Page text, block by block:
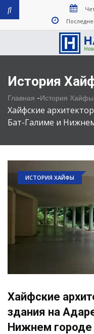
История
Главная -История Хайфы
Хайфские
Бат-Галиме и
ИСТОРИЯ ХАЙФЫ
Хайфские
здания на
Нижнем городе